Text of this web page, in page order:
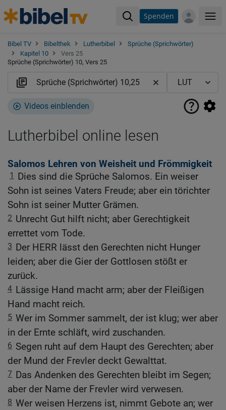
Spenden
Bibel TV Bibelthek Lutherbibel
Sprüche (Sprichwörter)
Kapitel 10
Vers 25
Sprüche (Sprichwörter) 10, Vers 25
Videos einblenden
Lutherbibel online lesen
Salomos Lehren von Weisheit und Frömmigkeit
1
Dies sind die Sprüche Salomos. Ein weiser
Sohn ist seines Vaters Freude; aber ein törichter
Sohn ist seiner Mutter Grämen.
2 Unrecht Gut hilft nicht; aber Gerechtigkeit
errettet vom Tode.
3 Der HERR lässt den Gerechten nicht Hunger
leiden; aber die Gier der Gottlosen stößt er
zurück.
4 Lässige Hand macht arm; aber der Fleißigen
Hand macht reich.
5 Wer im Sommer sammelt, der ist klug; wer aber
in der Ernte schläft, wird zuschanden.
6 Segen ruht auf dem Haupt des Gerechten; aber
der Mund der Frevler deckt Gewalttat.
7 Das Andenken des Gerechten bleibt im Segen;
aber der Name der Frevler wird verwesen.
8 Wer weisen Herzens ist, nimmt Gebote an; wer